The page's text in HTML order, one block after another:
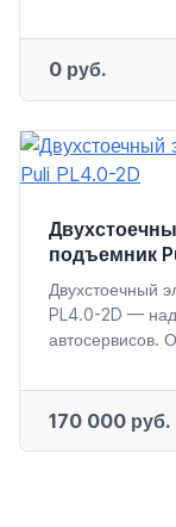
0 руб.
подъемник
Двухстоечный
PL4.0-2D —
автосервисов.
170 000 руб.